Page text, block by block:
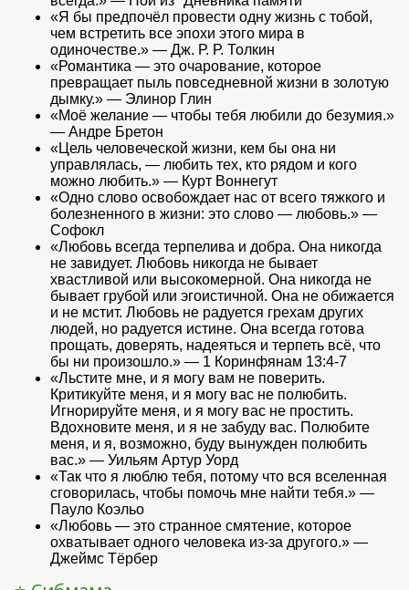
«Я бы предпочёл провести одну жизнь с тобой,
чем встретить все эпохи этого мира в
одиночестве.» — Дж. Р. Р. Толкин
«Романтика — это очарование, которое
превращает пыль повседневной жизни в золотую
дымку.» — Элинор Глин
«Моё желание — чтобы тебя любили до безумия.»
— Андре Бретон
«Цель человеческой жизни, кем бы она ни
управлялась, — любить тех, кто рядом и кого
можно любить.» — Курт Воннегут
«Одно слово освобождает нас от всего тяжкого и
болезненного в жизни: это слово — любовь.» —
Софокл
«Любовь всегда терпелива и добра. Она никогда
не завидует. Любовь никогда не бывает
хвастливой или высокомерной. Она никогда не
бывает грубой или эгоистичной. Она не обижается
и не мстит. Любовь не радуется грехам других
людей, но радуется истине. Она всегда готова
прощать, доверять, надеяться и терпеть всё, что
бы ни произошло.» — 1 Коринфянам 13:4-7
«Льстите мне, и я могу вам не поверить.
Критикуйте меня, и я могу вас не полюбить.
Игнорируйте меня, и я могу вас не простить.
Вдохновите меня, и я не забуду вас. Полюбите
меня, и я, возможно, буду вынужден полюбить
вас.» — Уильям Артур Уорд
«Так что я люблю тебя, потому что вся вселенная
сговорилась, чтобы помочь мне найти тебя.» —
Пауло Коэльо
«Любовь — это странное смятение, которое
охватывает одного человека из-за другого.» —
Джеймс Тёрбер